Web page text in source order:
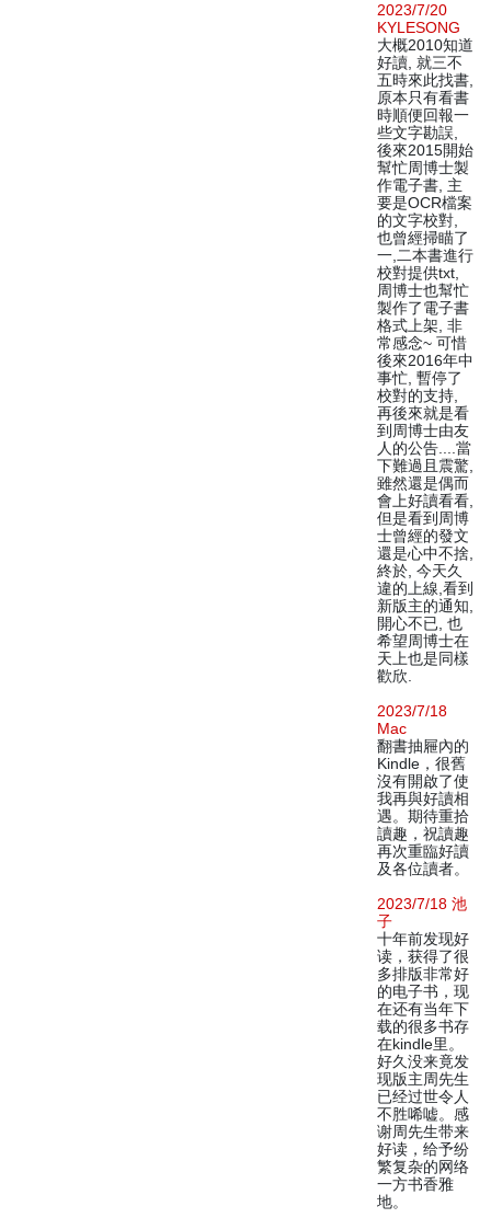
2023/7/20
KYLESONG
大概2010知道
好讀, 就三不
五時來此找書,
原本只有看書
時順便回報一
些文字勘誤,
後來2015開始
幫忙周博士製
作電子書, 主
要是OCR檔案
的文字校對,
也曾經掃瞄了
一,二本書進行
校對提供txt,
周博士也幫忙
製作了電子書
格式上架, 非
常感念~ 可惜
後來2016年中
事忙, 暫停了
校對的支持,
再後來就是看
到周博士由友
人的公告....當
下難過且震驚,
雖然還是偶而
會上好讀看看,
但是看到周博
士曾經的發文
還是心中不捨,
終於, 今天久
違的上線,看到
新版主的通知,
開心不已, 也
希望周博士在
天上也是同樣
歡欣.
2023/7/18
Mac
翻書抽屜內的
Kindle，很舊
沒有開啟了使
我再與好讀相
遇。期待重拾
讀趣，祝讀趣
再次重臨好讀
及各位讀者。
2023/7/18 池
子
十年前发现好
读，获得了很
多排版非常好
的电子书，现
在还有当年下
载的很多书存
在kindle里。
好久没来竟发
现版主周先生
已经过世令人
不胜唏嘘。感
谢周先生带来
好读，给予纷
繁复杂的网络
一方书香雅
地。